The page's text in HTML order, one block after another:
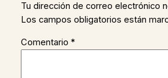
Tu dirección de correo electrónico
Los campos obligatorios están
Comentario *